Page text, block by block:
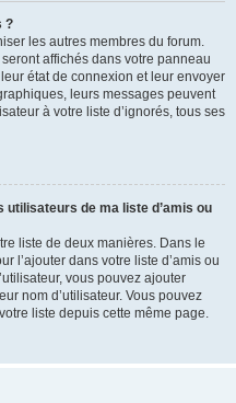
?
les autres membres du forum.
affichés dans votre panneau
état de connexion et leur envoyer
leurs messages peuvent
à votre liste d’ignorés, tous ses
de ma liste d’amis ou
liste de deux manières. Dans le
l’ajouter dans votre liste d’amis ou
vous pouvez ajouter
nom d’utilisateur. Vous pouvez
liste depuis cette même page.